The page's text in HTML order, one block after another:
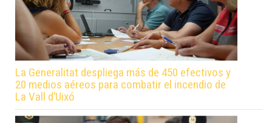
La Generalitat despliega más de 450 efectivos y
20 medios aéreos para combatir el incendio de
La Vall d’Uixó